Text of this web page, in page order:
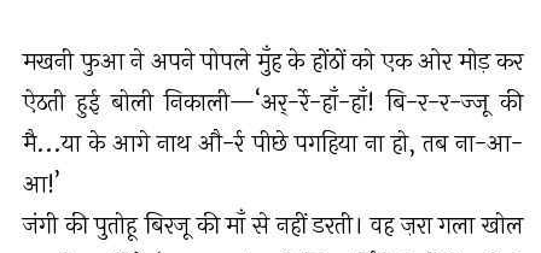
मखनी फुआ ने अपने पोपले मुँह के होंठों को एक ओर मोड़ कर
ऐठती हुई बोली निकाली—‘अर्-र्रे-हाँ-हाँ! बि-र-र-ज्जू की
मै...या के आगे नाथ औ-र्र पीछे पगहिया ना हो, तब ना-आ-
आ!’
जंगी की पुतोहू बिरजू की माँ से नहीं डरती। वह ज़रा गला खोल